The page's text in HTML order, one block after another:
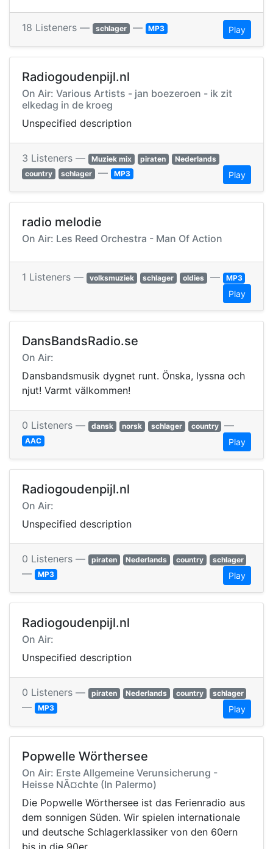
18 Listeners — schlager — MP3 Play
Radiogoudenpijl.nl
On Air: Various Artists - jan boezeroen - ik zit
elkedag in de kroeg
Unspecified description
3 Listeners — Muziek mix piraten
Nederlands
country
schlager — MP3 Play
radio melodie
On Air: Les Reed Orchestra - Man Of Action
1 Listeners — volksmuziek schlager oldies — MP3
Play
DansBandsRadio.se
On Air:
Dansbandsmusik dygnet runt. Önska, lyssna och
njut! Varmt välkommen!
0 Listeners — dansk norsk schlager country —
AAC Play
Radiogoudenpijl.nl
On Air:
Unspecified description
0 Listeners — piraten Nederlands country schlager
— MP3 Play
Radiogoudenpijl.nl
On Air:
Unspecified description
0 Listeners — piraten Nederlands country schlager
— MP3 Play
Popwelle Wörthersee
On Air: Erste Allgemeine Verunsicherung -
Heisse NÃ¤chte (In Palermo)
Die Popwelle Wörthersee ist das Ferienradio aus
dem sonnigen Süden. Wir spielen internationale
und deutsche Schlagerklassiker von den 60ern